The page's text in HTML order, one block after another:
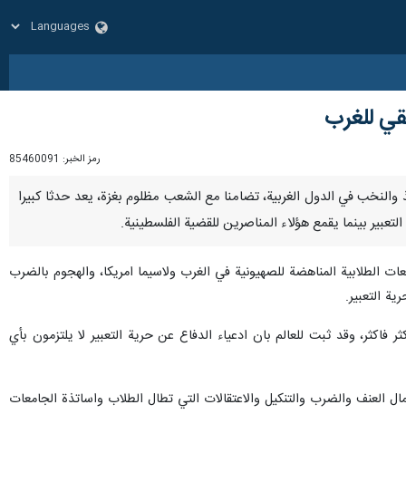
للغرب
رمز الخبر: 85460091
والنخب في الدول الغربية، تضامنا مع الشعب مظلوم بغزة، يعد حدثا كبيرا
بينما يقمع هؤلاء المناصرين للقضية الفلسطينية.
الطلابية المناهضة للصهيونية في الغرب ولاسيما امريكا، والهجوم بالضرب
التعبير.
وقد ثبت للعالم بان ادعياء الدفاع عن حرية التعبير لا يلتزمون بأي
والضرب والتنكيل والاعتقالات التي تطال الطلاب واساتذة الجامعات